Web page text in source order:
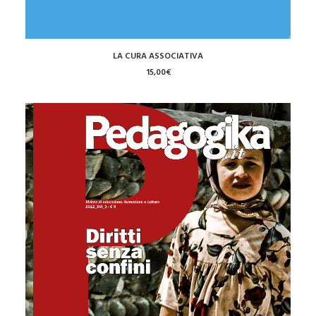
AGGIUNGI AL CARRELLO
LA CURA ASSOCIATIVA
15,00€